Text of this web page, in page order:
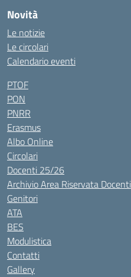
Novità
Le notizie
Le circolari
Calendario eventi
PTOF
PON
PNRR
Erasmus
Albo Online
Circolari
Docenti 25/26
Archivio Area Riservata Docenti
Genitori
ATA
BES
Modulistica
Contatti
Gallery